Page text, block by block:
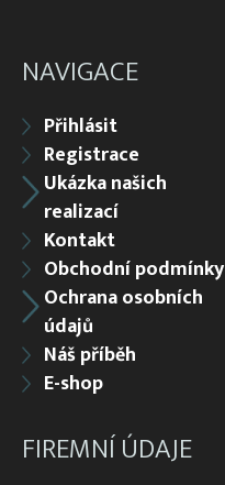
NAVIGACE
Přihlásit
Registrace
Ukázka našich
realizací
Kontakt
Obchodní podmínky
Ochrana osobních
údajů
Náš příběh
E-shop
FIREMNÍ ÚDAJE